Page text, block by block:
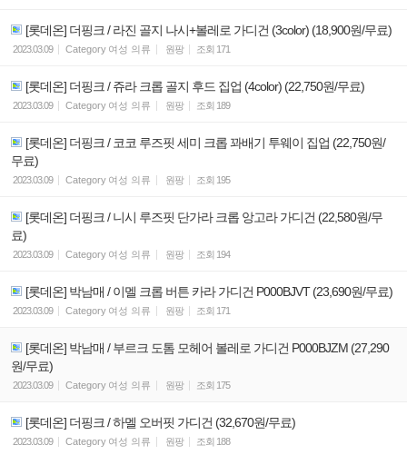
[롯데온] 더핑크 / 라진 골지 나시+볼레로 가디건 (3color) (18,900원/무료)
2023.03.09 Category 여성 의류 원팡 조회 171
[롯데온] 더핑크 / 쥬라 크롭 골지 후드 집업 (4color) (22,750원/무료)
2023.03.09 Category 여성 의류 원팡 조회 189
[롯데온] 더핑크 / 코코 루즈핏 세미 크롭 꽈배기 투웨이 집업 (22,750원/
무료)
2023.03.09 Category 여성 의류 원팡 조회 195
[롯데온] 더핑크 / 니시 루즈핏 단가라 크롭 앙고라 가디건 (22,580원/무
료)
2023.03.09 Category 여성 의류 원팡 조회 194
[롯데온] 박남매 / 이멜 크롭 버튼 카라 가디건 P000BJVT (23,690원/무료)
2023.03.09 Category 여성 의류 원팡 조회 171
[롯데온] 박남매 / 부르크 도톰 모헤어 볼레로 가디건 P000BJZM (27,290
원/무료)
2023.03.09 Category 여성 의류 원팡 조회 175
[롯데온] 더핑크 / 하멜 오버핏 가디건 (32,670원/무료)
2023.03.09 Category 여성 의류 원팡 조회 188